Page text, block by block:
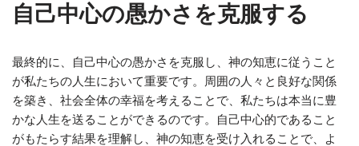
自己中心の愚かさを克服する
最終的に、自己中心の愚かさを克服し、神の知恵に従うこと
が私たちの人生において重要です。周囲の人々と良好な関係
を築き、社会全体の幸福を考えることで、私たちは本当に豊
かな人生を送ることができるのです。自己中心的であること
がもたらす結果を理解し、神の知恵を受け入れることで、よ